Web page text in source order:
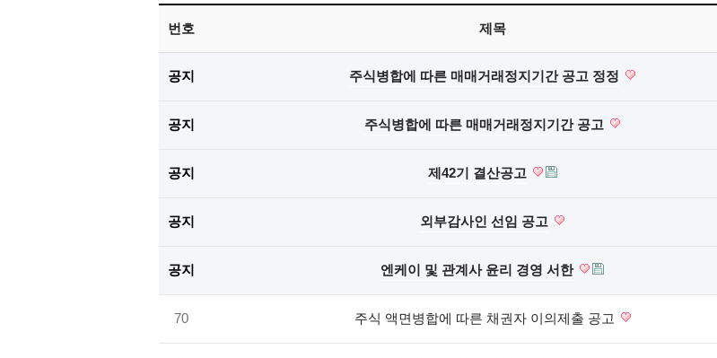
번호 제목
공지 주식병합에 따른 매매거래정지기간 공고 정정
공지 주식병합에 따른 매매거래정지기간 공고
공지 제42기 결산공고
공지 외부감사인 선임 공고
공지 엔케이 및 관계사 윤리 경영 서한
70 주식 액면병합에 따른 채권자 이의제출 공고